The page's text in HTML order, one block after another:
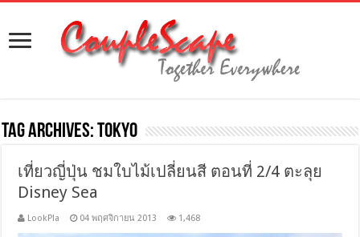
Tag Archives:tokyo
เที่ยวญี่ปุ่น ชมใบไม้เปลี่ยนสี ตอนที่ 2/4 ตะลุย
Disney Sea
LookPla 04 พฤศจิกายน 2013 1,468